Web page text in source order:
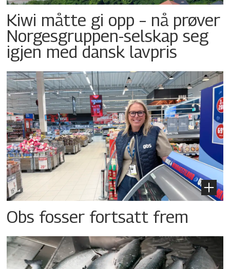
Kiwi måtte gi opp – nå prøver
Norgesgruppen-selskap seg
igjen med dansk lavpris
Obs fosser fortsatt frem